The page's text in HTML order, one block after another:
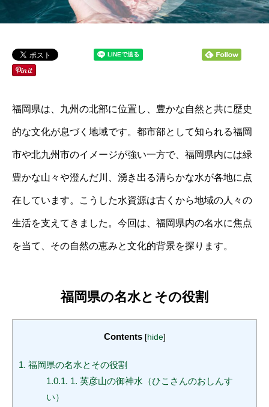
福岡県は、九州の北部に位置し、豊かな自然と共に歴史
的な文化が息づく地域です。都市部として知られる福岡
市や北九州市のイメージが強い一方で、福岡県内には緑
豊かな山々や澄んだ川、湧き出る清らかな水が各地に点
在しています。こうした水資源は古くから地域の人々の
生活を支えてきました。今回は、福岡県内の名水に焦点
を当て、その自然の恵みと文化的背景を探ります。
福岡県の名水とその役割
Contents [hide]
1. 福岡県の名水とその役割
1.0.1. 1. 英彦山の御神水（ひこさんのおしんす
い）